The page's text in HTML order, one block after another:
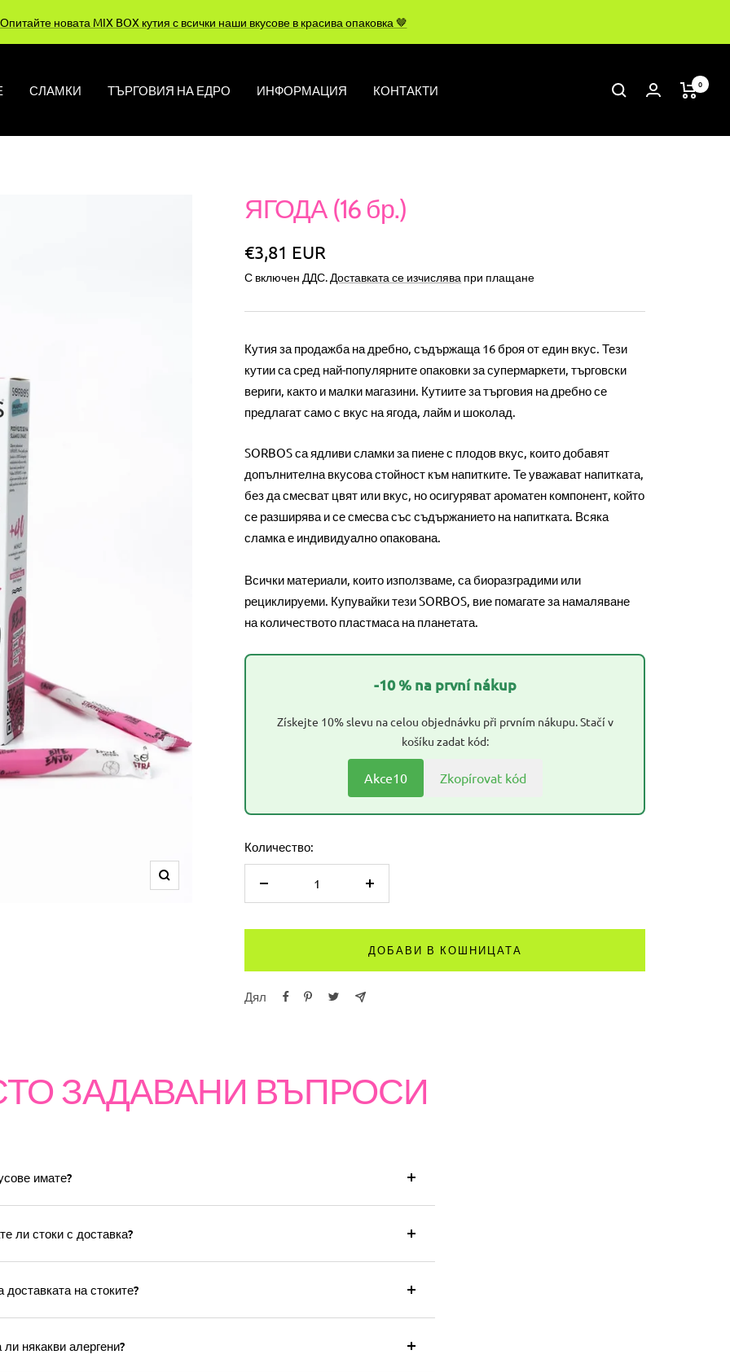
Опитайте новата MIX BOX кутия с всички наши вкусове в красива опаковка 🤎
СЛАМКИ ТЪРГОВИЯ НА ЕДРО ИНФОРМАЦИЯ КОНТАКТИ 0
Увеличете
ЯГОДА (16 бр.)
Специална
цена
€3,81 EUR
С включен ДДС. Доставката се изчислява при плащане
Кутия за продажба на дребно, съдържаща 16 броя от един вкус. Тези
кутии са сред най-популярните опаковки за супермаркети, търговски
вериги, както и малки магазини. Кутиите за търговия на дребно се
предлагат само с вкус на ягода, лайм и шоколад.
SORBOS са ядливи сламки за пиене с плодов вкус, които добавят
допълнителна вкусова стойност към напитките. Те уважават напитката,
без да смесват цвят или вкус, но осигуряват ароматен компонент, който
се разширява и се смесва със съдържанието на напитката. Всяка
сламка е индивидуално опакована.
Всички материали, които използваме, са биоразградими или
рециклируеми. Купувайки тези SORBOS, вие помагате за намаляване
на количеството пластмаса на планетата.
-10 % na první nákup
Získejte 10% slevu na celou objednávku při prvním nákupu. Stačí v
košíku zadat kód:
Akce10 Zkopírovat kód
Количество:
Намалете
Увеличете
ДОБАВИ В КОШНИЦАТА
Дял
ЗАДАВАНИ ВЪПРОСИ
имате?
ли стоки с доставка?
доставката на стоките?
някакви алергени?